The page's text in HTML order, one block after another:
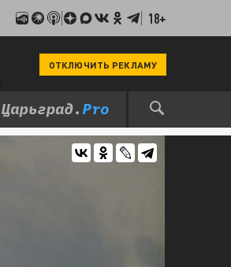
18+
ОТКЛЮЧИТЬ РЕКЛАМУ